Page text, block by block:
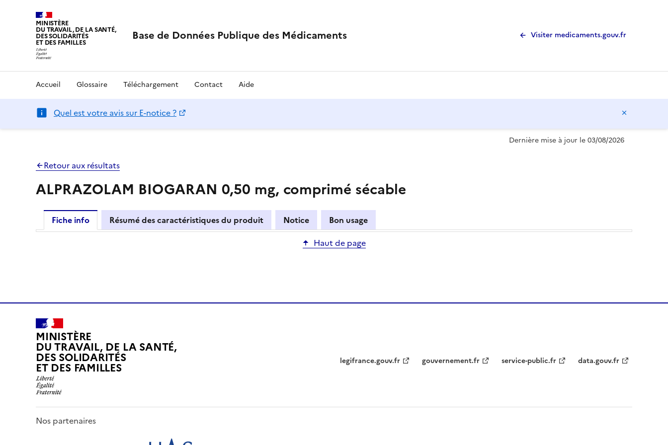
MINISTÈRE
DU TRAVAIL, DE LA SANTÉ,
DES SOLIDARITÉS
ET DES FAMILLES Base de Données Publique des Médicaments Visiter medicaments.gouv.fr
Accueil Glossaire Téléchargement Contact Aide
Quel est votre avis sur E-notice ?
Dernière mise à jour le 03/08/2026
Retour aux résultats
ALPRAZOLAM BIOGARAN 0,50 mg, comprimé sécable
Fiche info Résumé des caractéristiques du produit Notice
Bon usage
Haut de page
MINISTÈRE
DU TRAVAIL, DE LA SANTÉ,
DES SOLIDARITÉS
ET DES FAMILLES legifrance.gouv.fr gouvernement.fr service-public.fr data.gouv.fr
Nos partenaires